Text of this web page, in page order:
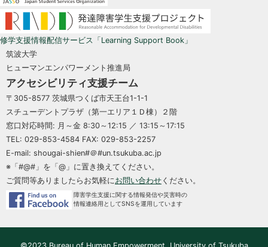
修学支援情報配信サービス「Learning Support Book」
筑波大学
ヒューマンエンパワーメント推進局
アクセシビリティ支援チーム
〒305-8577 茨城県つくば市天王台1-1-1
スチューデントプラザ（第一エリア１Ｄ棟）２階
窓口対応時間: 月～金 8:30～12:15 ／ 13:15～17:15
TEL: 029-853-4584 FAX: 029-853-2257
E-mail: shougai-shien#＠#un.tsukuba.ac.jp
※「#@#」を「@」に置き換えてください。
ご質問等ありましたらお気軽にお問い合わせ ください。
障害学生支援に関する情報発信や災害時の
情報連絡用としてSNSを運用しています